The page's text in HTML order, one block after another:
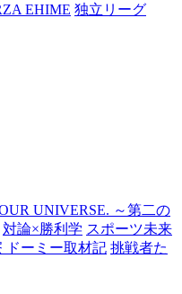
EHIME 独立リーグ
UNIVERSE. ～第二の
対論×勝利学 スポーツ未来
ドーミー取材記 挑戦者た